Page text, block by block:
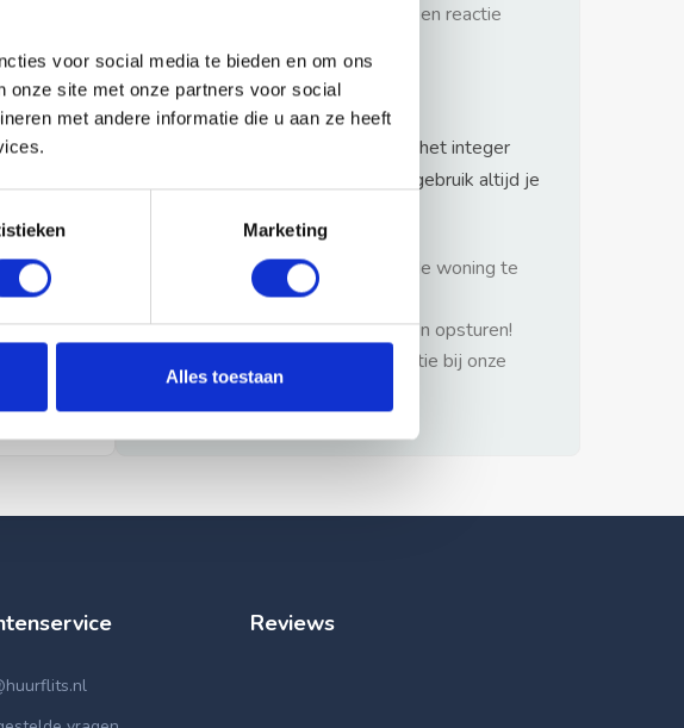
voor social media te bieden en om ons
onze site met onze partners voor social
met andere informatie die u aan ze heeft
Marketing
Alles toestaan
Wacht niet met reageren. Snel een reactie
Waarschuwing
Huurflits hecht veel waarde aan het integer
handelen van verhuurders maar gebruik altijd je
1: Nooit vooraf betalen zonder de woning te
hebben gezien.
2: Geen persoonlijke documenten opsturen!
3: Meld bij misbruik de advertentie bij onze
klantenservice.
Reviews